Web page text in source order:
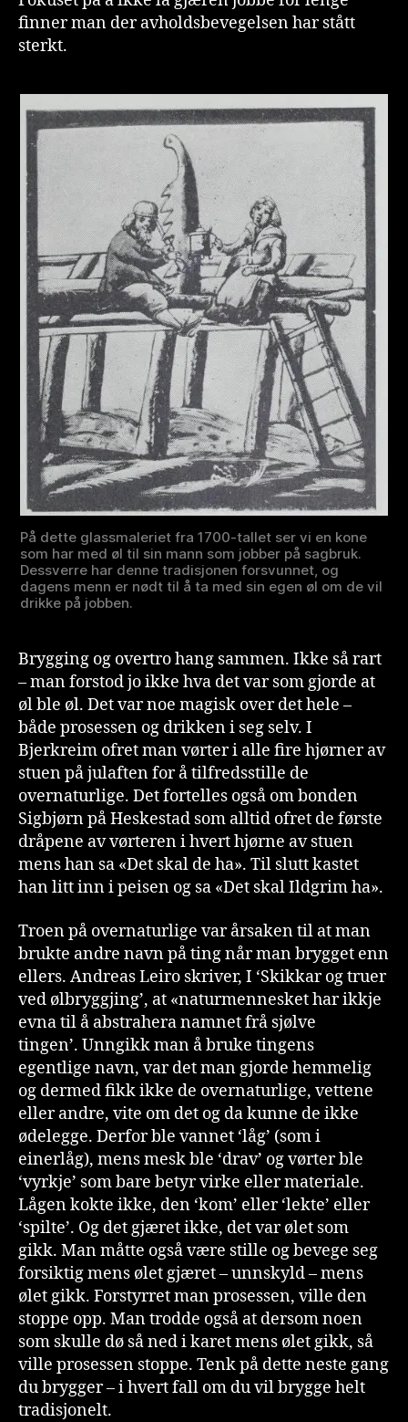
finner man der avholdsbevegelsen har stått
sterkt.
På dette glassmaleriet fra 1700-tallet ser vi en kone
som har med øl til sin mann som jobber på sagbruk.
Dessverre har denne tradisjonen forsvunnet, og
dagens menn er nødt til å ta med sin egen øl om de vil
drikke på jobben.
Brygging og overtro hang sammen. Ikke så rart
– man forstod jo ikke hva det var som gjorde at
øl ble øl. Det var noe magisk over det hele –
både prosessen og drikken i seg selv. I
Bjerkreim ofret man vørter i alle fire hjørner av
stuen på julaften for å tilfredsstille de
overnaturlige. Det fortelles også om bonden
Sigbjørn på Heskestad som alltid ofret de første
dråpene av vørteren i hvert hjørne av stuen
mens han sa «Det skal de ha». Til slutt kastet
han litt inn i peisen og sa «Det skal Ildgrim ha».
Troen på overnaturlige var årsaken til at man
brukte andre navn på ting når man brygget enn
ellers. Andreas Leiro skriver, I ‘Skikkar og truer
ved ølbryggjing’, at «naturmennesket har ikkje
evna til å abstrahera namnet frå sjølve
tingen’. Unngikk man å bruke tingens
egentlige navn, var det man gjorde hemmelig
og dermed fikk ikke de overnaturlige, vettene
eller andre, vite om det og da kunne de ikke
ødelegge. Derfor ble vannet ‘låg’ (som i
einerlåg), mens mesk ble ‘drav’ og vørter ble
‘vyrkje’ som bare betyr virke eller materiale.
Lågen kokte ikke, den ‘kom’ eller ‘lekte’ eller
‘spilte’. Og det gjæret ikke, det var ølet som
gikk. Man måtte også være stille og bevege seg
forsiktig mens ølet gjæret – unnskyld – mens
ølet gikk. Forstyrret man prosessen, ville den
stoppe opp. Man trodde også at dersom noen
som skulle dø så ned i karet mens ølet gikk, så
ville prosessen stoppe. Tenk på dette neste gang
du brygger – i hvert fall om du vil brygge helt
tradisjonelt.